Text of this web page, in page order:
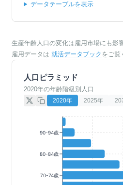
データテーブルを表示
生産年齢人口の変化は雇用市場にも影
雇用データは 就活データブック をご覧
人口ピラミッド
2020年の年齢階級別人口
2020年 2025年
90-94歳
80-84歳
70-74歳